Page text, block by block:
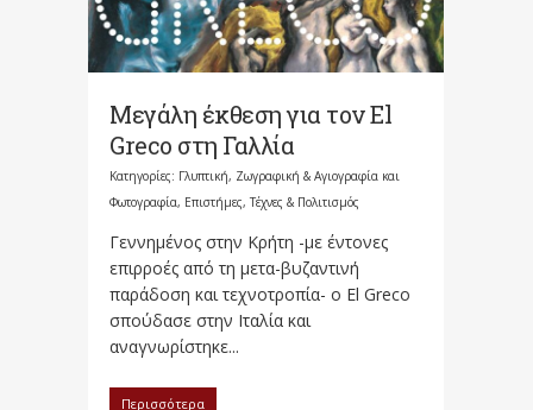
Μεγάλη έκθεση για τον El
Greco στη Γαλλία
Κατηγορίες: Γλυπτική, Ζωγραφική & Αγιογραφία και
Φωτογραφία, Επιστήμες, Τέχνες & Πολιτισμός
Γεννημένος στην Kρήτη -με έντονες
επιρροές από τη μετα-βυζαντινή
παράδοση και τεχνοτροπία- ο El Greco
σπούδασε στην Ιταλία και
αναγνωρίστηκε...
Περισσότερα